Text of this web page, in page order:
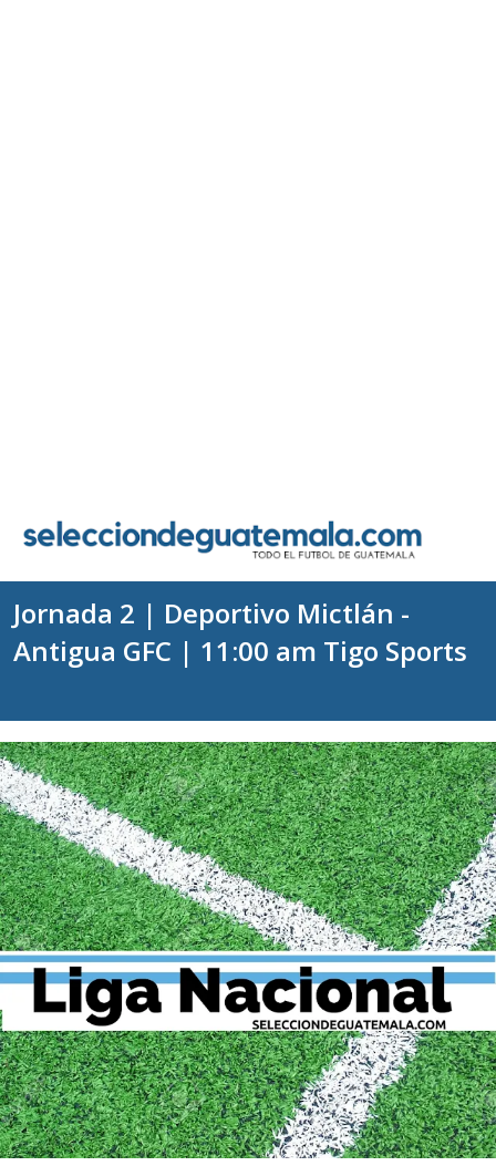
Jornada 2 | Deportivo Mictlán -
Antigua GFC | 11:00 am Tigo Sports